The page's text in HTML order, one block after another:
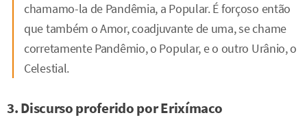
chamamo-la de Pandêmia, a Popular. É forçoso então
que também o Amor, coadjuvante de uma, se chame
corretamente Pandêmio, o Popular, e o outro Urânio, o
Celestial.
3. Discurso proferido por Erixímaco